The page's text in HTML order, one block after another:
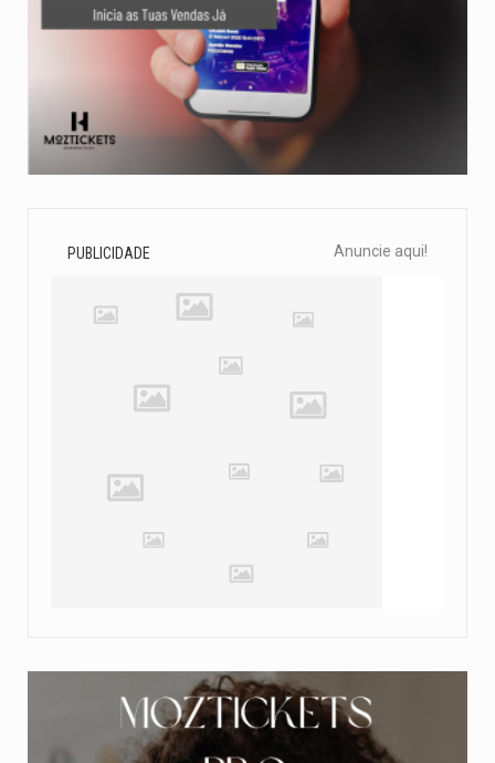
PUBLICIDADE Anuncie aqui!